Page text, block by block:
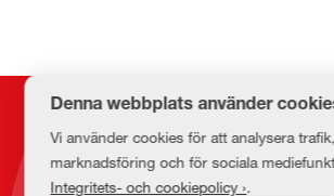
Kontakt
Denna webbplats använder
Vi använder cookies för att analysera
marknadsföring och för sociala
Integritets- och cookiepolicy ›.